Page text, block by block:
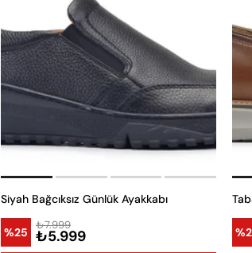
Siyah Bağcıksız Günlük Ayakkabı
%25 ₺5.999
₺7.999